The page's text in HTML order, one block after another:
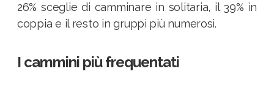
26% sceglie di camminare in solitaria, il 39% in
coppia e il resto in gruppi più numerosi.
I cammini più frequentati